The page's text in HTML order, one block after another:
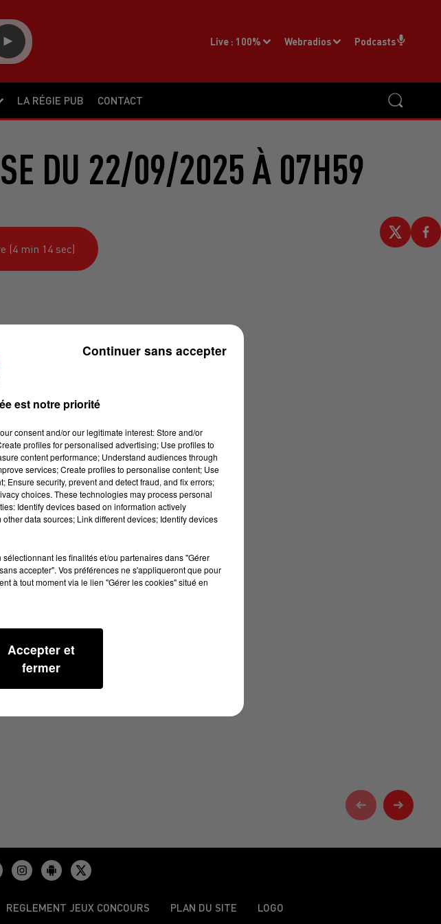
LA RÉGIE PUB CONTACT
Live : 100% Webradios Podcasts
DU 22/09/2025 À 07H59
(4 min 14 sec)
REGLEMENT JEUX CONCOURS PLAN DU SITE LOGO
est notre priorité
consent and/or our legitimate interest: Store and/or
profiles for personalised advertising; Use profiles to
content performance; Understand audiences through
services; Create profiles to personalise content; Use
security, prevent and detect fraud, and fix errors;
choices. These technologies may process personal
Identify devices based on information actively
data sources; Link different devices; Identify devices
les finalités et/ou partenaires dans "Gérer
accepter". Vos préférences ne s'appliqueront que pour
à tout moment via le lien "Gérer les cookies" situé en
Accepter et
fermer
Continuer sans accepter